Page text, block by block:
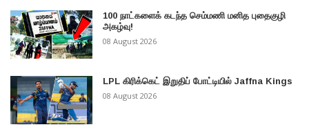
100 நாட்களைக் கடந்த செம்மணி மனித புதைகுழி
அகழ்வு!
08 August 2026
LPL கிரிக்கெட் இறுதிப் போட்டியில் Jaffna Kings
08 August 2026